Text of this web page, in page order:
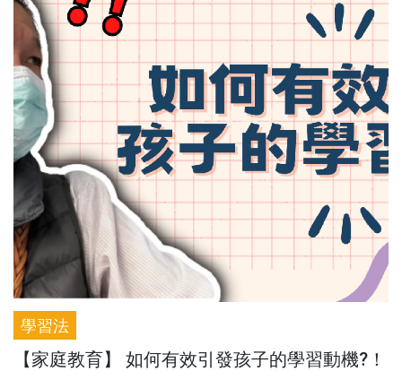
學習法
【家庭教育】 如何有效引發孩子的學習動機?！